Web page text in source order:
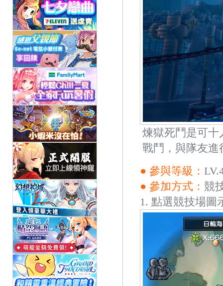
煉獄死鬥是可十
戰鬥，與隊友進
● 參與等級：
● 參加方式： 競
1. 點選競技場圖